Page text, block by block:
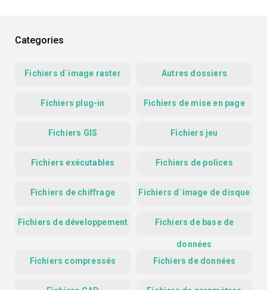
Categories
Fichiers d`image raster Autres dossiers
Fichiers plug-in Fichiers de mise en page
Fichiers GIS Fichiers jeu
Fichiers exécutables Fichiers de polices
Fichiers de chiffrage Fichiers d`image de disque
Fichiers de développement Fichiers de base de
données
Fichiers compressés
Fichiers de données